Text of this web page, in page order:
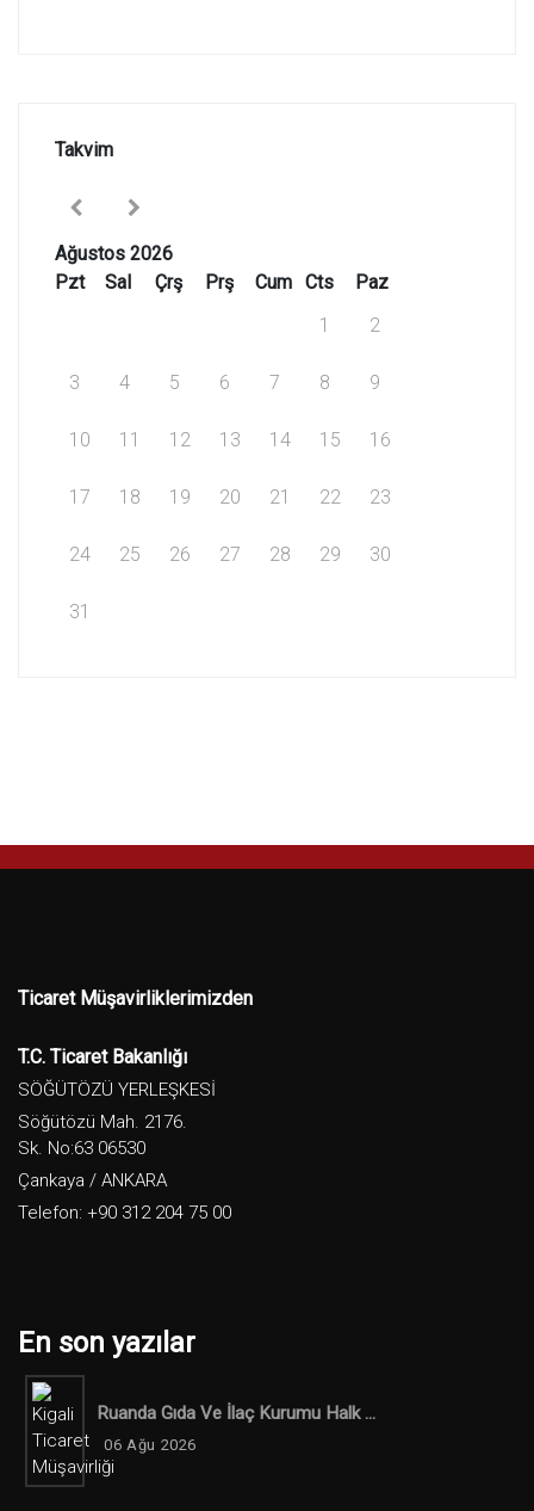
Takvim
Ağustos 2026
Pzt
Sal Çrş Prş Cum Cts
Paz
1
2
3 4 5 6 7 8 9
10 11 12 13 14 15 16
17 18 19 20 21 22 23
24 25 26 27 28 29 30
31
Ticaret Müşavirliklerimizden
T.C. Ticaret Bakanlığı
SÖĞÜTÖZÜ YERLEŞKESİ
Söğütözü Mah. 2176.
Sk. No:63 06530
Çankaya / ANKARA
Telefon: +90 312 204 75 00
En son yazılar
Ruanda Gıda Ve İlaç Kurumu Halk ...
06 Ağu 2026